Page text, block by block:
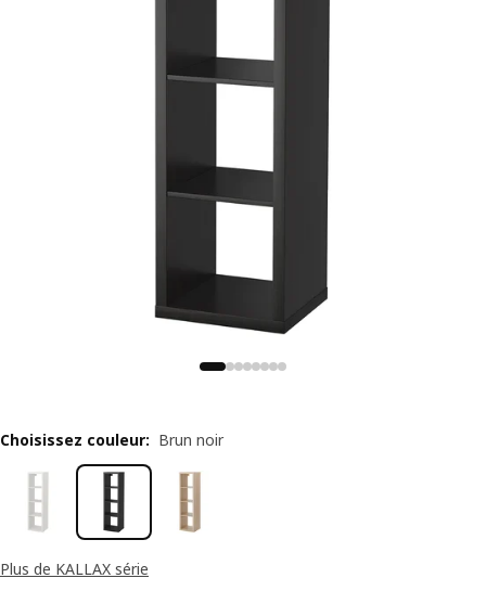
Plus de KALLAX série
Choisissez couleur: Brun noir